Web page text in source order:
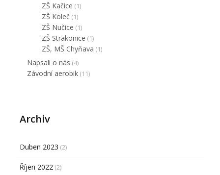
ZŠ Kačice (1)
ZŠ Koleč (1)
ZŠ Nučice (1)
ZŠ Strakonice (1)
ZŠ, MŠ Chyňava (1)
Napsali o nás (4)
Závodní aerobik (11)
Archiv
Duben 2023 (2)
Říjen 2022 (2)